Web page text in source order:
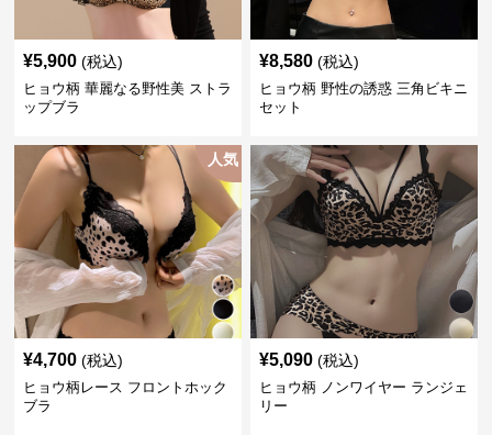
¥5,900 (税込)
ヒョウ柄 華麗なる野性美 ストラ
ップブラ
¥8,580 (税込)
ヒョウ柄 野性の誘惑 三角ビキニ
セット
人気
¥4,700 (税込)
ヒョウ柄レース フロントホック
ブラ
¥5,090 (税込)
ヒョウ柄 ノンワイヤー ランジェ
リー